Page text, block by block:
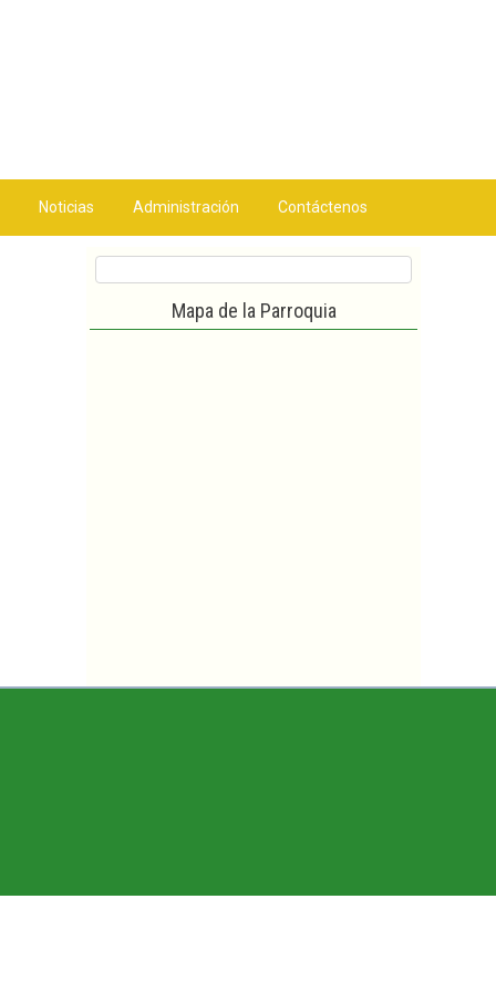
Noticias Administración Contáctenos
Mapa de la Parroquia